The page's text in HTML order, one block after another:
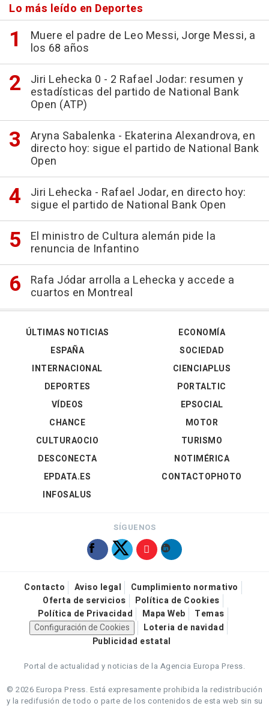
Lo más leído en Deportes
Muere el padre de Leo Messi, Jorge Messi, a
los 68 años
Jiri Lehecka 0 - 2 Rafael Jodar: resumen y
estadísticas del partido de National Bank
Open (ATP)
Aryna Sabalenka - Ekaterina Alexandrova, en
directo hoy: sigue el partido de National Bank
Open
Jiri Lehecka - Rafael Jodar, en directo hoy:
sigue el partido de National Bank Open
El ministro de Cultura alemán pide la
renuncia de Infantino
Rafa Jódar arrolla a Lehecka y accede a
cuartos en Montreal
ÚLTIMAS NOTICIAS
ESPAÑA
INTERNACIONAL
DEPORTES
VÍDEOS
ECONOMÍA
SOCIEDAD
CIENCIAPLUS
PORTALTIC
EPSOCIAL
CHANCE
CULTURAOCIO
DESCONECTA
EPDATA.ES
INFOSALUS
MOTOR
TURISMO
NOTIMÉRICA
CONTACTOPHOTO
SÍGUENOS
Contacto Aviso legal
Cumplimiento normativo
Oferta de servicios
Política de Cookies
Política de Privacidad
Mapa Web
Temas
Configuración de Cookies
Loteria de navidad
Publicidad estatal
Portal de actualidad y noticias de la Agencia Europa Press.
© 2026 Europa Press. Está expresamente prohibida la redistribución
y la redifusión de todo o parte de los contenidos de esta web sin su